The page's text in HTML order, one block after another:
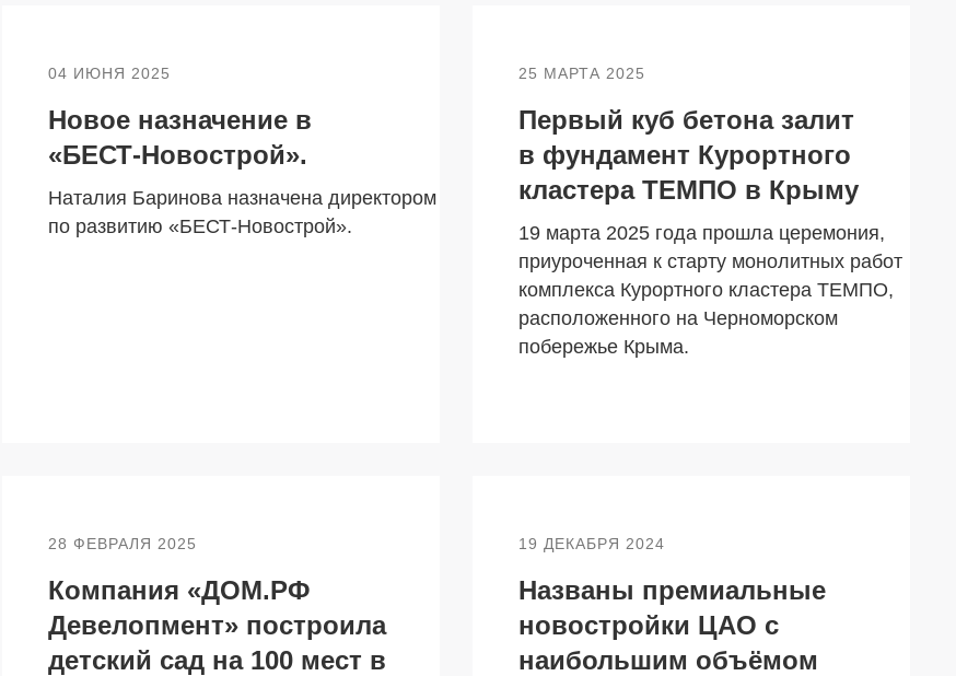
04 ИЮНЯ 2025
Новое назначение в
«БЕСТ-Новострой».
Наталия Баринова назначена директором
по развитию «БЕСТ-Новострой».
25 МАРТА 2025
Первый куб бетона залит
в фундамент Курортного
кластера ТЕМПО в Крыму
19 марта 2025 года прошла церемония,
приуроченная к старту монолитных работ
комплекса Курортного кластера ТЕМПО,
расположенного на Черноморском
побережье Крыма.
28 ФЕВРАЛЯ 2025
Компания «ДОМ.РФ
Девелопмент» построила
детский сад на 100 мест в
19 ДЕКАБРЯ 2024
Названы премиальные
новостройки ЦАО с
наибольшим объёмом